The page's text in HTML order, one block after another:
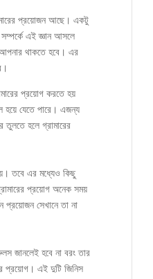
প্রয়োজন আছে। একটু
এই জ্ঞান আসলে
আপনার থাকতে হবে। এর
প্রয়োগ করতে হয়
হয়ে যেতে পারে। এজন্য
তুলতে হলে গ্রামারের
তবে এর মধ্যেও কিছু
প্রয়োগ অনেক সময়
সেখানে তা না
জানলেই হবে না বরং তার
প্রয়োগ। এই দুটি জিনিস